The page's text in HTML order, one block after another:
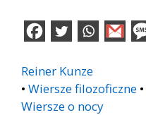
Reiner Kunze
• Wiersze filozoficzne •
Wiersze o nocy